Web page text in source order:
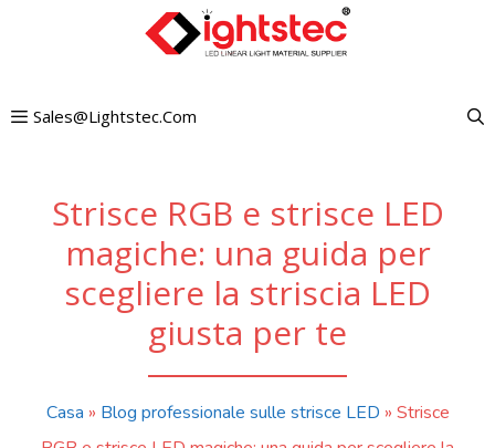
Sales@lightstec.com
Strisce RGB e strisce LED
magiche: una guida per
scegliere la striscia LED
giusta per te
Casa » Blog professionale sulle strisce LED » Strisce